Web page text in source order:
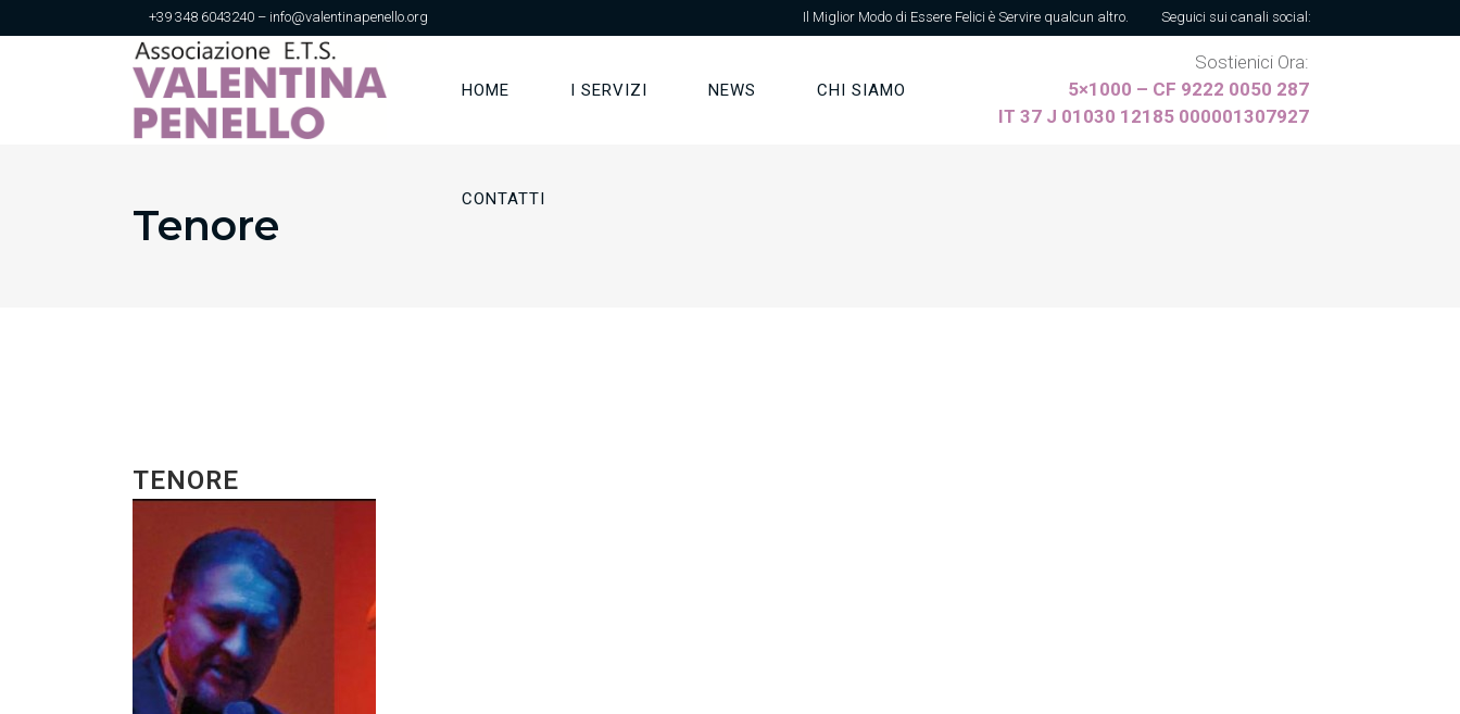
+39 348 6043240 – info@valentinapenello.org Il Miglior Modo di Essere Felici è Servire qualcun altro. Seguici sui canali social:
Sostienici Ora:
5×1000 – CF 9222 0050 287
IT 37 J 01030 12185 000001307927
HOME I SERVIZI NEWS CHI SIAMO
CONTATTI
Tenore
TENORE